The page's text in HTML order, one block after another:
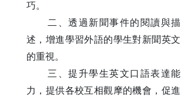
巧。
二、透過新聞事件的閱讀與描
述，增進學習外語的學生對新聞英文
的重視。
三、提升學生英文口語表達能
力，提供各校互相觀摩的機會，促進